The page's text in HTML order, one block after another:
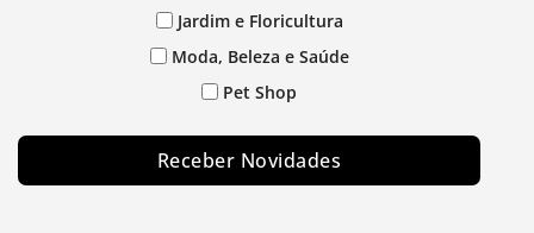
Jardim e Floricultura
Moda, Beleza e Saúde
Pet Shop
Receber Novidades